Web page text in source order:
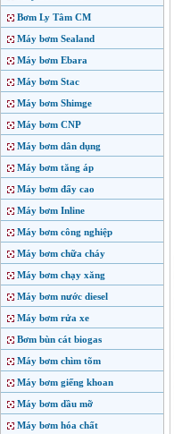
Bơm Ly Tâm CM
Máy bơm Sealand
Máy bơm Ebara
Máy bơm Stac
Máy bơm Shimge
Máy bơm CNP
Máy bơm dân dụng
Máy bơm tăng áp
Máy bơm đẩy cao
Máy bơm Inline
Máy bơm công nghiệp
Máy bơm chữa cháy
Máy bơm chạy xăng
Máy bơm nước diesel
Máy bơm rửa xe
Bơm bùn cát biogas
Máy bơm chìm tõm
Máy bơm giếng khoan
Máy bơm dầu mỡ
Máy bơm hóa chất